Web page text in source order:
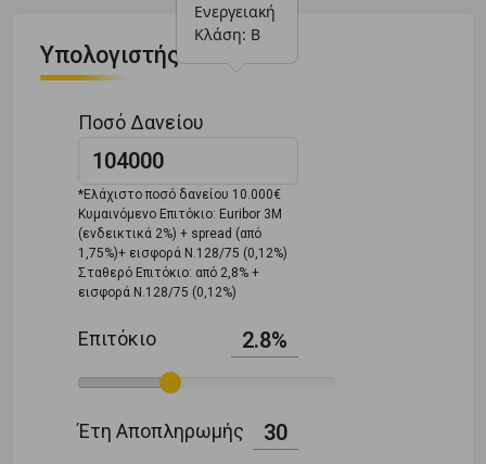
Ενεργειακή
Κλάση: Β
Υπολογιστής Δανείου
Ποσό Δανείου
*Ελάχιστο ποσό δανείου 10.000€
Κυμαινόμενο Επιτόκιο: Euribor 3M
(ενδεικτικά 2%) + spread (από
1,75%)+ εισφορά Ν.128/75 (0,12%)
Σταθερό Επιτόκιο: από 2,8% +
εισφορά Ν.128/75 (0,12%)
Επιτόκιο 2.8%
Έτη Αποπληρωμής 30